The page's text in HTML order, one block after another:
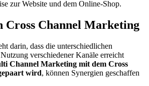
zur Website und dem Online-Shop.
Cross Channel Marketing
darin, dass die unterschiedlichen
verschiedener Kanäle erreicht
Channel Marketing mit dem Cross
wird, können Synergien geschaffen